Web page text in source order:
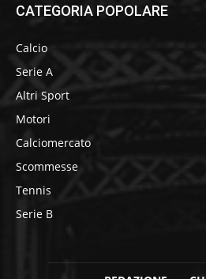
CATEGORIA POPOLARE
Calcio
Serie A
Altri Sport
Motori
Calciomercato
Scommesse
Tennis
Serie B